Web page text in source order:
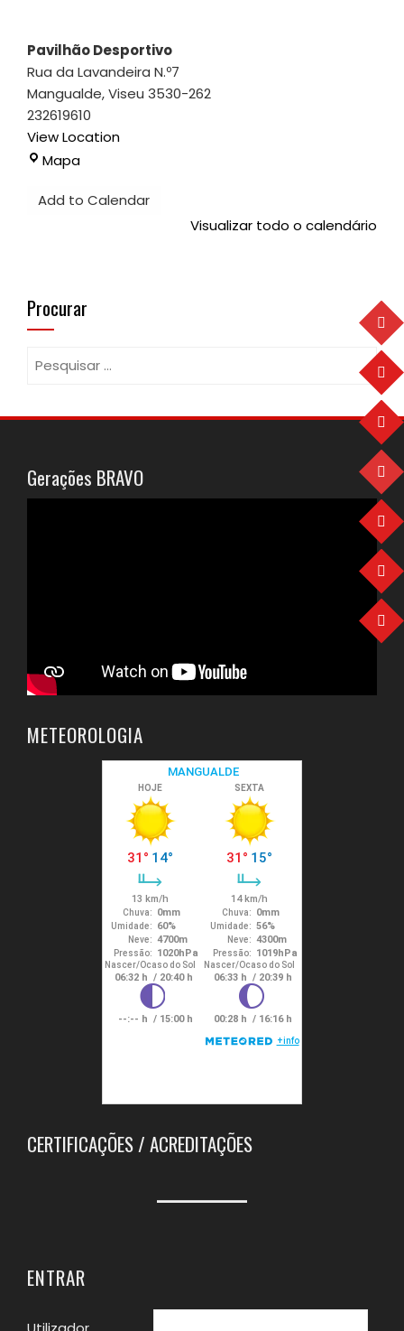
Pavilhão Desportivo
Rua da Lavandeira N.º7
Mangualde,Viseu 3530-262
232619610
View Location
MapaPavilhão
Add to Calendar
Visualizar todo o calendário
Procurar
Pesquisar
Gerações BRAVO
METEOROLOGIA
CERTIFICAÇÕES / ACREDITAÇÕES
ENTRAR